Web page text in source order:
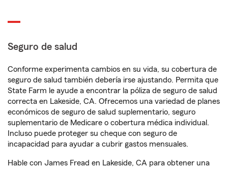
Seguro de salud
Conforme experimenta cambios en su vida, su cobertura de
seguro de salud también debería irse ajustando. Permita que
State Farm le ayude a encontrar la póliza de seguro de salud
correcta en Lakeside, CA. Ofrecemos una variedad de planes
económicos de seguro de salud suplementario, seguro
suplementario de Medicare o cobertura médica individual.
Incluso puede proteger su cheque con seguro de
incapacidad para ayudar a cubrir gastos mensuales.
Hable con James Fread en Lakeside, CA para obtener una